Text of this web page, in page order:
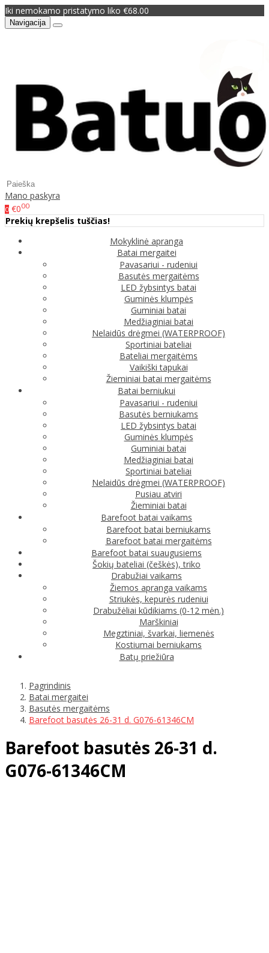
Iki nemokamo pristatymo liko €68.00
Navigacija
Mano paskyra
0 €000
Prekių krepšelis tuščias!
Mokyklinė apranga
Batai mergaitei
Pavasariui - rudeniui
Basutės mergaitėms
LED žybsintys batai
Guminės klumpės
Guminiai batai
Medžiaginiai batai
Nelaidūs drėgmei (WATERPROOF)
Sportiniai bateliai
Bateliai mergaitėms
Vaikiški tapukai
Žieminiai batai mergaitėms
Batai berniukui
Pavasariui - rudeniui
Basutės berniukams
LED žybsintys batai
Guminės klumpės
Guminiai batai
Medžiaginiai batai
Sportiniai bateliai
Nelaidūs drėgmei (WATERPROOF)
Pusiau atviri
Žieminiai batai
Barefoot batai vaikams
Barefoot batai berniukams
Barefoot batai mergaitėms
Barefoot batai suaugusiems
Šokių bateliai (češkės), triko
Drabužiai vaikams
Žiemos apranga vaikams
Striukės, kepurės rudeniui
Drabužėliai kūdikiams (0-12 mėn.)
Marškiniai
Megztiniai, švarkai, liemenės
Kostiumai berniukams
Batų priežiūra
Pagrindinis
Batai mergaitei
Basutės mergaitėms
Barefoot basutės 26-31 d. G076-61346CM
Barefoot basutės 26-31 d.
G076-61346CM